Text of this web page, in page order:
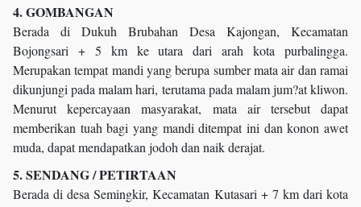
4. GOMBANGAN
Berada di Dukuh Brubahan Desa Kajongan, Kecamatan
Bojongsari + 5 km ke utara dari arah kota purbalingga.
Merupakan tempat mandi yang berupa sumber mata air dan ramai
dikunjungi pada malam hari, terutama pada malam jum?at kliwon.
Menurut kepercayaan masyarakat, mata air tersebut dapat
memberikan tuah bagi yang mandi ditempat ini dan konon awet
muda, dapat mendapatkan jodoh dan naik derajat.
5. SENDANG / PETIRTAAN
Berada di desa Semingkir, Kecamatan Kutasari + 7 km dari kota